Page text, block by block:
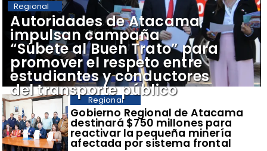
Gobierno Regional de Atacama
destinará $750 millones para
reactivar la pequeña minería
afectada por sistema frontal
Regional
Autoridades de Atacama
impulsan campaña
“Súbete al Buen Trato” para
promover el respeto entre
estudiantes y conductores
del transporte público
Regional